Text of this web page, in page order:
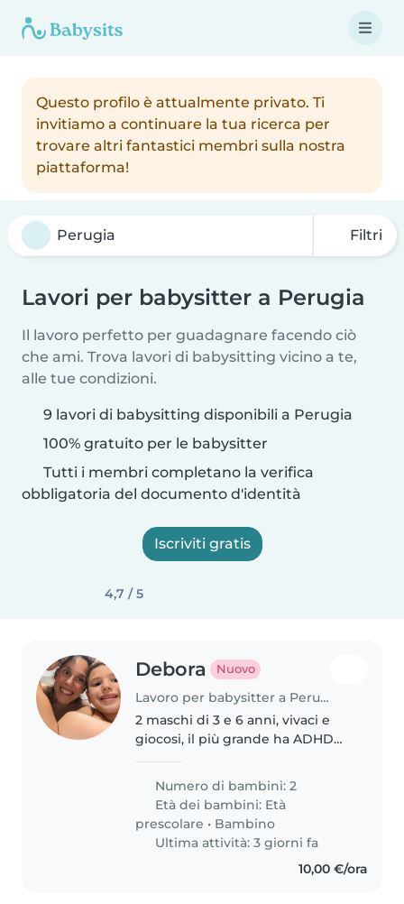
Questo profilo è attualmente privato. Ti
invitiamo a continuare la tua ricerca per
trovare altri fantastici membri sulla nostra
piattaforma!
Filtri
Lavori per babysitter a Perugia
Il lavoro perfetto per guadagnare facendo ciò
che ami. Trova lavori di babysitting vicino a te,
alle tue condizioni.
9 lavori di babysitting disponibili a Perugia
100% gratuito per le babysitter
Tutti i membri completano la verifica
obbligatoria del documento d'identità
Iscriviti gratis
4,7 / 5
Debora Nuovo
Lavoro per babysitter a Perugia
2 maschi di 3 e 6 anni, vivaci e
giocosi, il più grande ha ADHD
Numero di bambini: 2
Età dei bambini: Età
prescolare • Bambino
Ultima attività: 3 giorni fa
10,00 €/ora